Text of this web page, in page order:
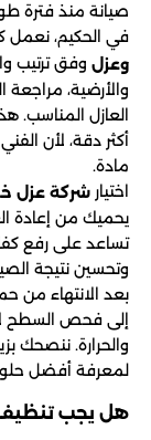
صيانة منذ فترة
في الحكيم، نعمل
وعزل وفق ترتيب
والأرضية،
العازل المناسب.
أكثر دقة، لأن
مادة.
اختيار شركة عزل
يحميك من إعادة
تساعد على رفع
وتحسين نتيجة
بعد الانتهاء من
إلى فحص السطح
والحرارة. ننصحك
لمعرفة أفضل
هل يجب تنظيف